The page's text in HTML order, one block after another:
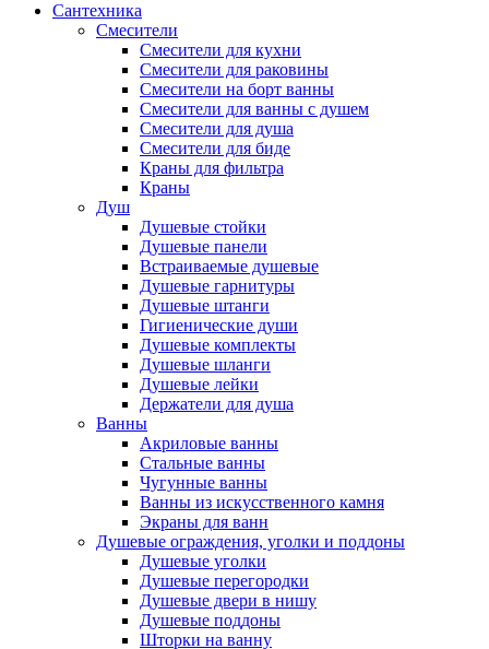
Сантехника
Смесители
Смесители для кухни
Смесители для раковины
Смесители на борт ванны
Смесители для ванны с душем
Смесители для душа
Смесители для биде
Краны для фильтра
Краны
Душ
Душевые стойки
Душевые панели
Встраиваемые душевые
Душевые гарнитуры
Душевые штанги
Гигиенические души
Душевые комплекты
Душевые шланги
Душевые лейки
Держатели для душа
Ванны
Акриловые ванны
Стальные ванны
Чугунные ванны
Ванны из искусственного камня
Экраны для ванн
Душевые ограждения, уголки и поддоны
Душевые уголки
Душевые перегородки
Душевые двери в нишу
Душевые поддоны
Шторки на ванну